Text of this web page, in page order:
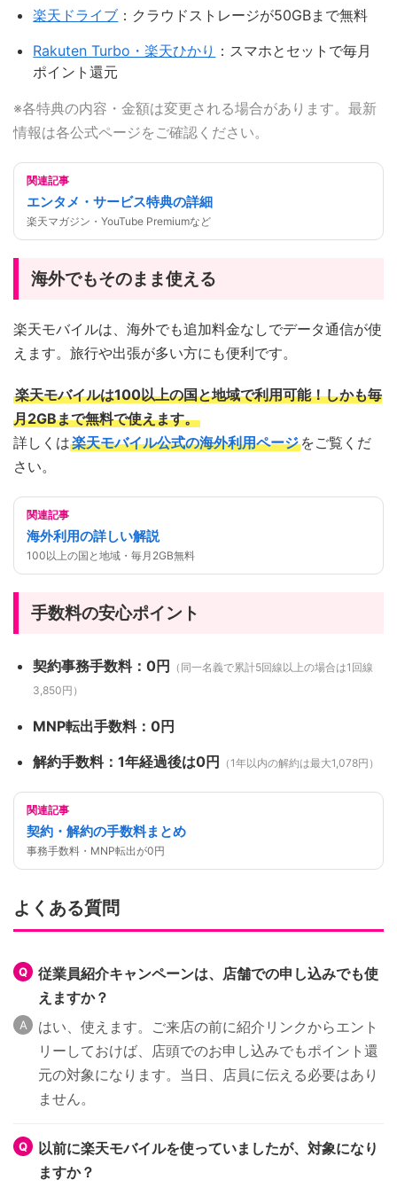
楽天ドライブ ：クラウドストレージが50GBまで無料
Rakuten Turbo・楽天ひかり ：スマホとセットで毎月
ポイント還元
※各特典の内容・金額は変更される場合があります。最新
情報は各公式ページをご確認ください。
関連記事
エンタメ・サービス特典の詳細
楽天マガジン・YouTube Premiumなど
海外でもそのまま使える
楽天モバイルは、海外でも追加料金なしでデータ通信が使
えます。旅行や出張が多い方にも便利です。
楽天モバイルは100以上の国と地域で利用可能！しかも毎
月2GBまで無料で使えます。
詳しくは楽天モバイル公式の海外利用ページ をご覧くだ
さい。
関連記事
海外利用の詳しい解説
100以上の国と地域・毎月2GB無料
手数料の安心ポイント
契約事務手数料：0円
（同一名義で累計5回線以上の場合は1回線
3,850円）
MNP転出手数料：0円
解約手数料：1年経過後は0円
（1年以内の解約は最大1,078円）
関連記事
契約・解約の手数料まとめ
事務手数料・MNP転出が0円
よくある質問
従業員紹介キャンペーンは、店舗での申し込みでも使
えますか？
はい、使えます。ご来店の前に紹介リンクからエント
リーしておけば、店頭でのお申し込みでもポイント還
元の対象になります。当日、店員に伝える必要はあり
ません。
以前に楽天モバイルを使っていましたが、対象になり
ますか？